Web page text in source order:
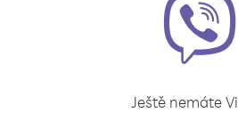
Ještě nemáte